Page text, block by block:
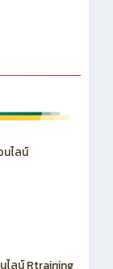
ลน์
ลน์ Rtraining